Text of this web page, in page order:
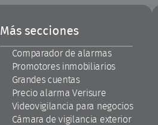
Más secciones
Comparador de alarmas
Promotores inmobiliarios
Grandes cuentas
Precio alarma Verisure
Videovigilancia para negocios
Cámara de vigilancia exterior